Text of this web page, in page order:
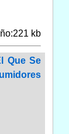
kb
Que Se